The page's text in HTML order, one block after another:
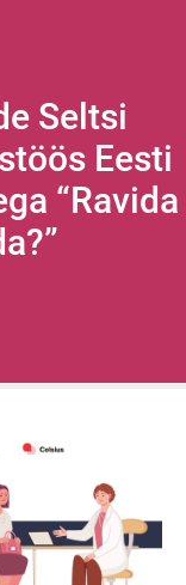
Seltsi
Eesti
“Ravida